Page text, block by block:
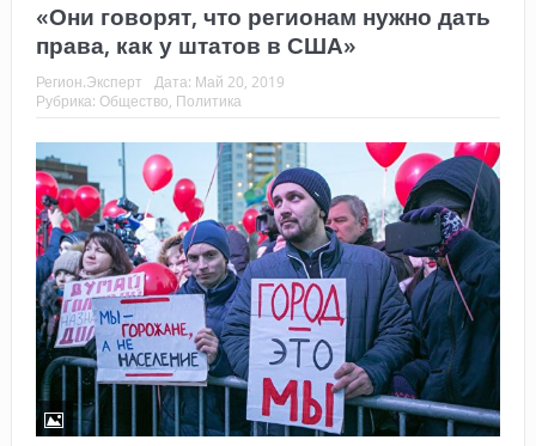
«Они говорят, что регионам нужно дать
права, как у штатов в США»
Регион.Эксперт Дата: Май 20, 2019
Рубрика: Общество, Политика